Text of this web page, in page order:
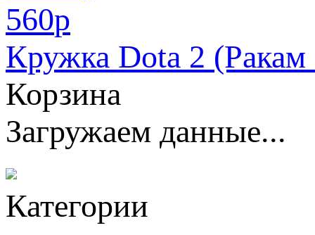
560p
Кружка Dota 2 (Ракам
Корзина
Загружаем данные...
Категории